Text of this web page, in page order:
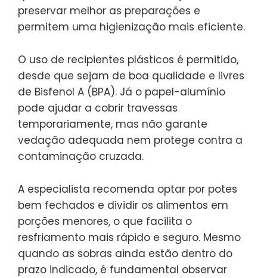
preservar melhor as preparações e
permitem uma higienização mais eficiente.
O uso de recipientes plásticos é permitido,
desde que sejam de boa qualidade e livres
de Bisfenol A (BPA). Já o papel-alumínio
pode ajudar a cobrir travessas
temporariamente, mas não garante
vedação adequada nem protege contra a
contaminação cruzada.
A especialista recomenda optar por potes
bem fechados e dividir os alimentos em
porções menores, o que facilita o
resfriamento mais rápido e seguro. Mesmo
quando as sobras ainda estão dentro do
prazo indicado, é fundamental observar